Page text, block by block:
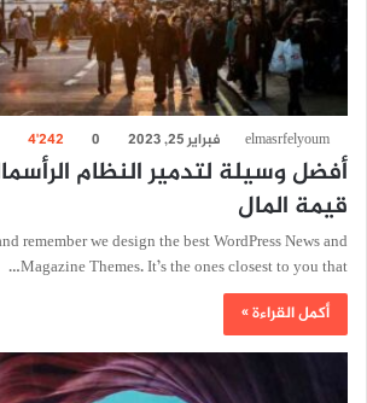
elmasrfelyoum فبراير 25, 2023 0 4٬242
أفضل وسيلة لتدمير النظام
قيمة المال
remember we design the best WordPress News and
Magazine Themes. It’s the ones closest to you that…
أكمل القراءة »